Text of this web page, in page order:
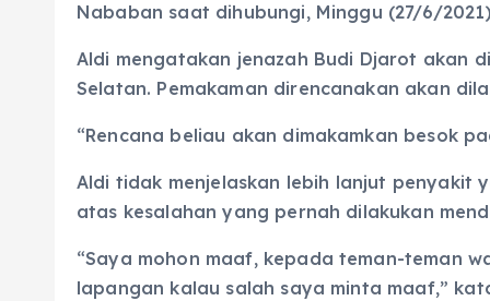
Nababan saat dihubungi, Minggu (27/6/
Aldi mengatakan jenazah Budi Djarot akan
Selatan. Pemakaman direncanakan akan
“Rencana beliau akan dimakamkan besok
Aldi tidak menjelaskan lebih lanjut penyakit
atas kesalahan yang pernah dilakukan
“Saya mohon maaf, kepada teman-teman
lapangan kalau salah saya minta maaf,”